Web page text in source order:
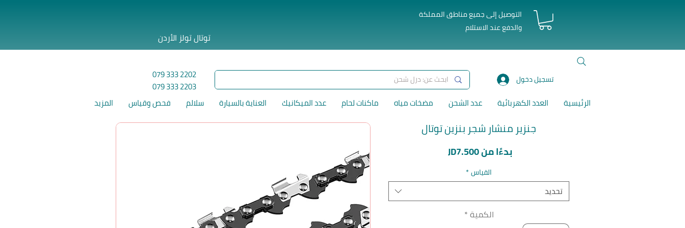
توتال تولز الأردن
التوصيل إلى جميع مناطق المملكة
والدفع عند الاستلام
079 333 2202
079 333 2203
تسجيل دخول
الرئيسية العدد الكهربائية عدد الشحن مضخات مياه ماكنات لحام عدد الميكانيك العناية بالسيارة سلالم فحص وقياس المزيد
جنزير منشار شجر بنزين توتال
بدءًا منJD7.500سعر
القياس*
تحديد
الكمية*